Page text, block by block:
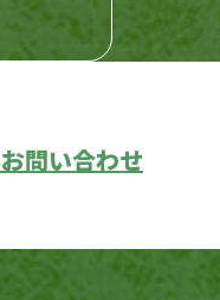
話お断り
問い合わせ